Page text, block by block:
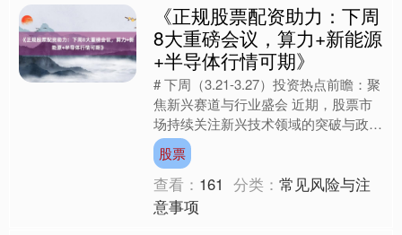
《正规股票配资助力：下周
8大重磅会议，算力+新能源
+半导体行情可期》
# 下周（3.21-3.27）投资热点前瞻：聚
焦新兴赛道与行业盛会 近期，股票市
场持续关注新兴技术领域的突破与政策
导向的变动。下周（3月21日至3月27
日），多....
股票
查看： 161 分类：常见风险与注
意事项